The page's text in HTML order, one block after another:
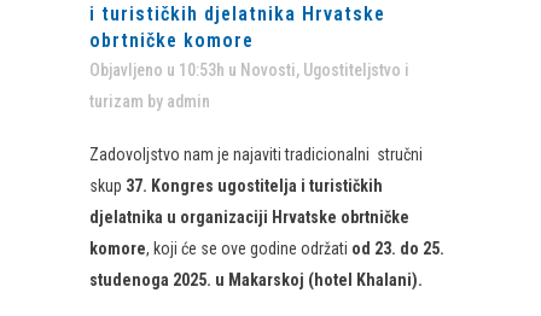
i turističkih djelatnika Hrvatske
obrtničke komore
Objavljeno u 10:53h u Novosti, Ugostiteljstvo i
turizam by admin
Zadovoljstvo nam je najaviti tradicionalni stručni
skup 37. Kongres ugostitelja i turističkih
djelatnika u organizaciji Hrvatske obrtničke
komore, koji će se ove godine održati od 23. do 25.
studenoga 2025. u Makarskoj (hotel Khalani).